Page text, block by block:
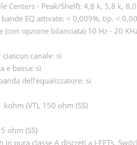
Centers - Peak/Shelf): 4,8 k, 5,8 k,
EQ attivate: < 0,009%, tip. <
opzione bilanciata) 10 Hz - 20
canale: sì
e bassa: sì
dell’equalizzatore: sì
(VT), 150 ohm (SS)
ohm (SS)
pura classe A discreti a J-FETs,